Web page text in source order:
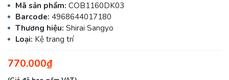
Mã sản phẩm: COB1160DK03
Barcode: 4968644017180
Thương hiệu: Shirai Sangyo
Loại: Kệ trang trí
770.000₫